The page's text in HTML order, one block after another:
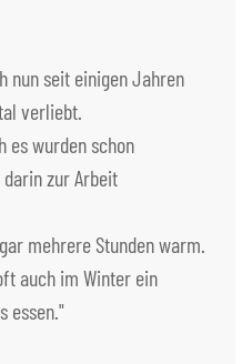
nun seit einigen Jahren
verliebt.
es wurden schon
zur Arbeit
mehrere Stunden warm.
auch im Winter ein
essen."